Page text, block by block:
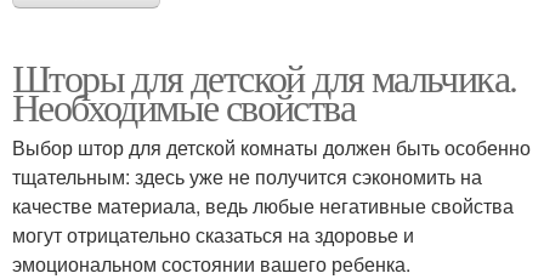
Шторы для детской для мальчика.
Необходимые свойства
Выбор штор для детской комнаты должен быть особенно
тщательным: здесь уже не получится сэкономить на
качестве материала, ведь любые негативные свойства
могут отрицательно сказаться на здоровье и
эмоциональном состоянии вашего ребенка.